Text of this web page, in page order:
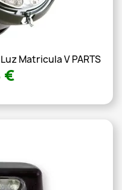
Matricula V PARTS
€